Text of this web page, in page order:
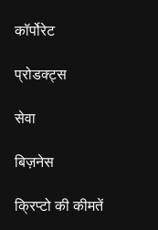
कॉर्पोरेट
प्रोडक्ट्स
सेवा
बिज़नेस
क्रिप्टो की कीमतें